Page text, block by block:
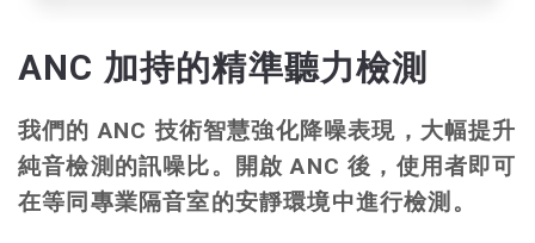
ANC 加持的精準聽力檢測
我們的 ANC 技術智慧強化降噪表現，大幅提升
純音檢測的訊噪比。開啟 ANC 後，使用者即可
在等同專業隔音室的安靜環境中進行檢測。